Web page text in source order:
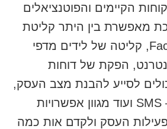
הקיימים והפוטנציאלים
מאפשרת בין היתר קליטת
לידים מ – Facebook, קליטה של לידים מדפי
הפקת של דוחות
לסייע להבנת מצב העסק,
וב – SMS ועוד מגוון אפשרויות
העסק ולקדם אות כמה